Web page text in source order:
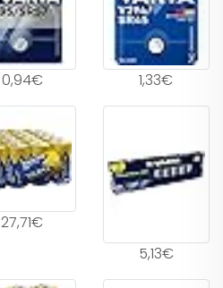
0,94€ 1,33€
27,71€
5,13€